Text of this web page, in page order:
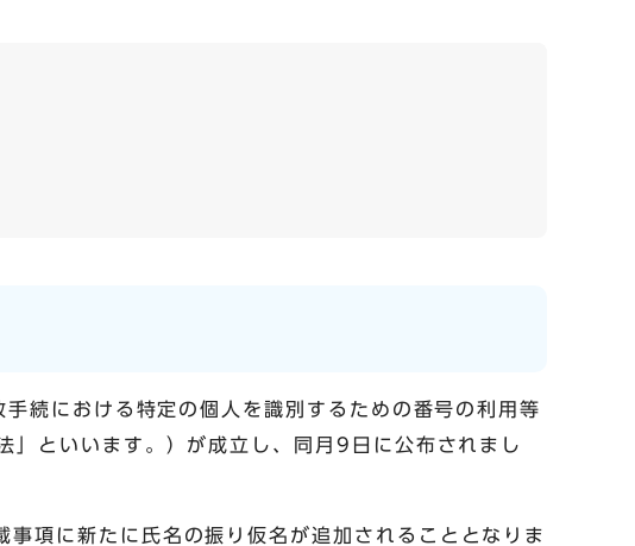
続における特定の個人を識別するための番号の利用等
といいます。）が成立し、同月9日に公布されまし
項に新たに氏名の振り仮名が追加されることとなりま